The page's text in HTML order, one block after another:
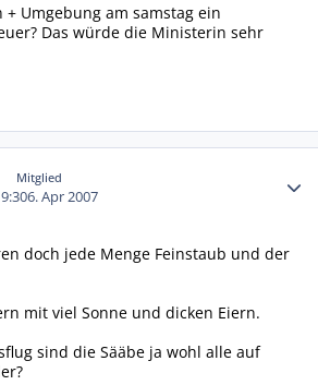
Umgebung am samstag ein
Das würde die Ministerin sehr
Mitglied
6. Apr 2007
doch jede Menge Feinstaub und der
mit viel Sonne und dicken Eiern.
sind die Sääbe ja wohl alle auf